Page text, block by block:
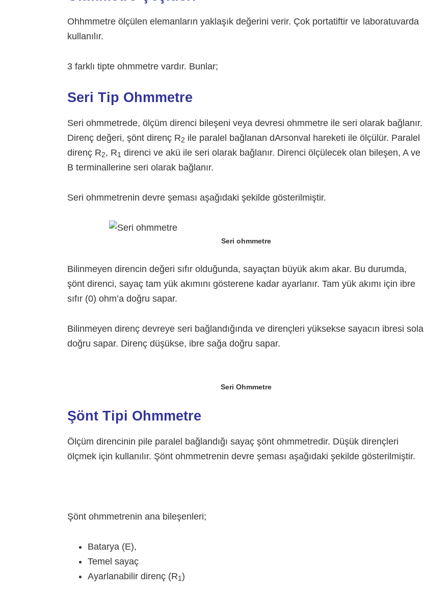
Ohhmmetre ölçülen elemanların yaklaşık değerini verir. Çok portatiftir ve laboratuvarda
kullanılır.
3 farklı tipte ohmmetre vardır. Bunlar;
Seri Tip Ohmmetre
Seri ohmmetrede, ölçüm direnci bileşeni veya devresi ohmmetre ile seri olarak bağlanır.
Direnç değeri, şönt direnç R2 ile paralel bağlanan dArsonval hareketi ile ölçülür. Paralel
direnç R2, R1 direnci ve akü ile seri olarak bağlanır. Direnci ölçülecek olan bileşen, A ve
B terminallerine seri olarak bağlanır.
Seri ohmmetrenin devre şeması aşağıdaki şekilde gösterilmiştir.
Seri ohmmetre
Bilinmeyen direncin değeri sıfır olduğunda, sayaçtan büyük akım akar. Bu durumda,
şönt direnci, sayaç tam yük akımını gösterene kadar ayarlanır. Tam yük akımı için ibre
sıfır (0) ohm’a doğru sapar.
Bilinmeyen direnç devreye seri bağlandığında ve dirençleri yüksekse sayacın ibresi sola
doğru sapar. Direnç düşükse, ibre sağa doğru sapar.
Seri Ohmmetre
Şönt Tipi Ohmmetre
Ölçüm direncinin pile paralel bağlandığı sayaç şönt ohmmetredir. Düşük dirençleri
ölçmek için kullanılır. Şönt ohmmetrenin devre şeması aşağıdaki şekilde gösterilmiştir.
Şönt ohmmetrenin ana bileşenleri;
Batarya (E),
Temel sayaç
Ayarlanabilir direnç (R1)